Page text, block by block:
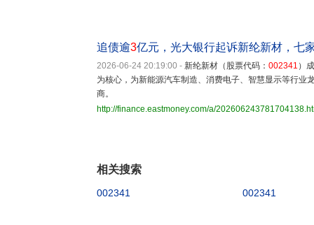
追债逾3亿元，光大银行起诉新纶新材，七
2026-06-24 20:19:00 - 新纶新材（股票代码： 002341 ）
为核心，为新能源汽车制造、消费电子、智慧显示等行业
商。
http://finance.eastmoney.com/a/
相关搜索
002341 002341